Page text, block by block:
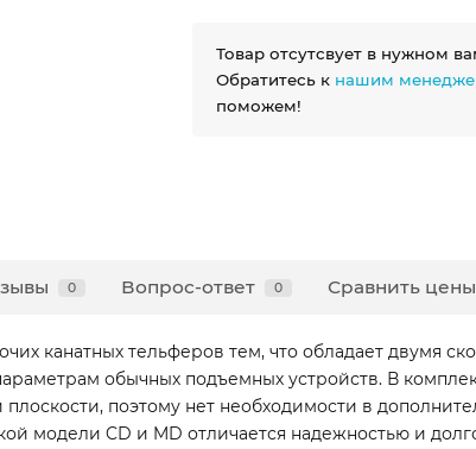
Товар отсутсвует в нужном
Обратитесь к нашим
поможем!
0 Вопрос-ответ 0 Сравнить цены
канатных тельферов тем, что обладает двумя
обычных подъемных устройств. В
поэтому нет необходимости в
модели CD и MD отличается надежностью и